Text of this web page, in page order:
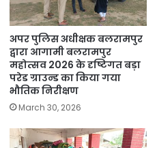
अपर पुलिस अधीक्षक बलरामपुर
द्वारा आगामी बलरामपुर
महोत्सव 2026 के दृष्टिगत बड़ा
परेड ग्राउन्ड का किया गया
भौतिक निरीक्षण
March 30, 2026